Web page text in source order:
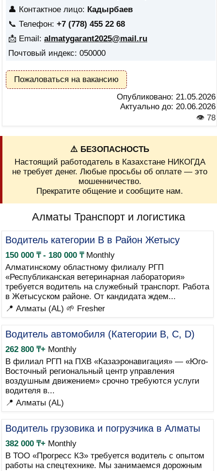
👤 Контактное лицо: Кадырбаев
📞 Телефон: +7 (778) 455 22 68
📩 Email: almatygarant2025@mail.ru
Почтовый индекс: 050000
Пожаловаться на вакансию
Опубликовано: 21.05.2026
Актуально до: 20.06.2026
👁 78
⚠️ БЕЗОПАСНОСТЬ
Настоящий работодатель в Казахстане НИКОГДА
не требует денег. Любые просьбы об оплате — это
мошенничество.
Прекратите общение и сообщите нам.
Алматы Транспорт и логистика
Водитель категории B в Район Жетысу
150 000 ₸ - 180 000 ₸Monthly
Алматинскому областному филиалу РГП
«Республиканская ветеринарная лаборатория»
требуется водитель на служебный транспорт. Работа
в Жетысуском районе. От кандидата ждем...
📍 Алматы (AL) 🌱 Fresher
Водитель автомобиля (Категории B, C, D)
262 800 ₸+Monthly
В филиал РГП на ПХВ «Казаэронавигация» — «Юго-
Восточный региональный центр управления
воздушным движением» срочно требуются услуги
водителя в...
📍 Алматы (AL)
Водитель грузовика и погрузчика в Алматы
382 000 ₸+Monthly
В ТОО «Прогресс КЗ» требуется водитель с опытом
работы на спецтехнике. Мы занимаемся дорожным